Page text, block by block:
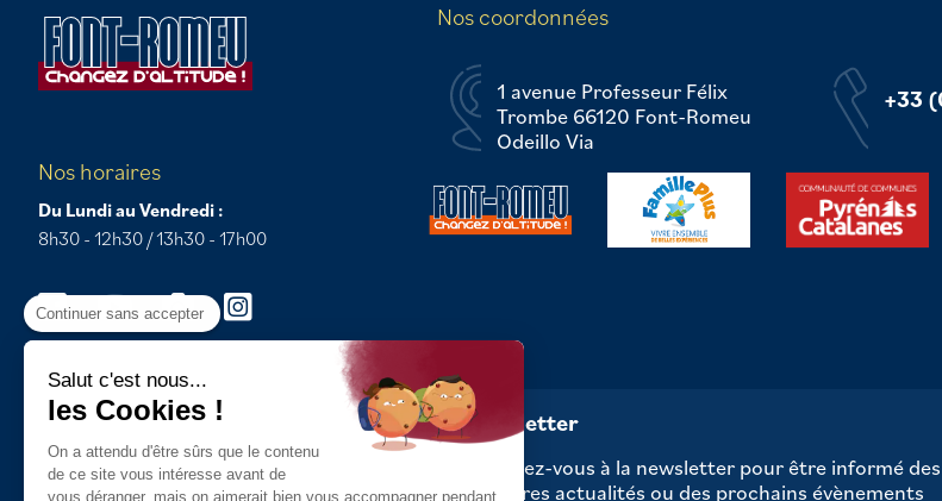
Nos horaires
Du Lundi au Vendredi :
8h30 - 12h30 / 13h30 - 17h00
Nos coordonnées
1 avenue Professeur Félix
Trombe 66120 Font-Romeu
Odeillo Via
+33
Newsletter
Abonnez-vous à la newsletter pour être informé des
dernières actualités ou des prochains évènements
Continuer sans accepter
Salut c'est nous...
les Cookies !
On a attendu d'être sûrs que le contenu
de ce site vous intéresse avant de
vous déranger, mais on aimerait bien vous accompagner pendant